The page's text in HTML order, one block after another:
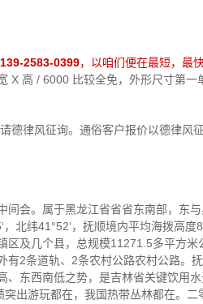
139-2583-0399，以咱们便在最短，最
X 高 / 6000 比较全免，外形尺寸第一
德律风征询。通俗客户报价以德律风
会。属于黑龙江省省省东南部，东
北纬41°52‘，抚顺境内平均海拨高度
及几个县，总规模11271.5多平方米
2条道轨、2条农村公路农村公路。
东西南低之势，是吉林省关键饮用
出游玩都在，我国热带丛林都在。二